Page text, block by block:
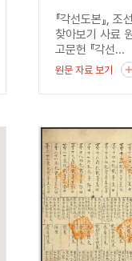
『각선도본』,
찾아보기 사료
고문헌 『각선...
원문 자료 보기